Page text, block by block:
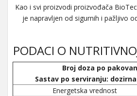
Kao i svi proizvodi proizvođača
je napravljen od sigurnih i pažljivo
PODACI O
Broj doza po
Sastav po serviranju:
Energetska vrednost